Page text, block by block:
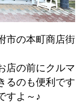
市の本町商店街
店の前にクルマ
るのも便利です
すよ～♪